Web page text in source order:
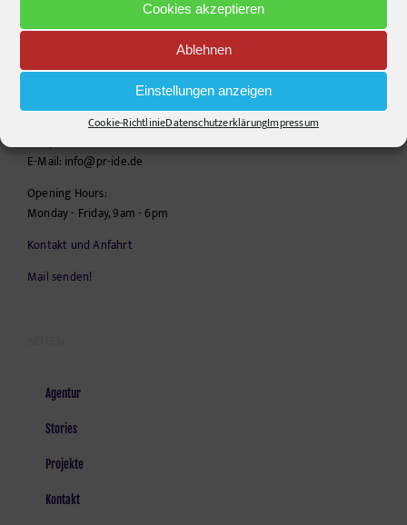
Cookies akzeptieren
Ablehnen
Einstellungen anzeigen
Cookie-RichtlinieDatenschutzerklärungImpressum
10555Berlin
E-Mail: info@pr-ide.de
Opening Hours:
Monday - Friday, 9am - 6pm
Kontakt und Anfahrt
Mail senden!
Agentur
Stories
Projekte
Kontakt